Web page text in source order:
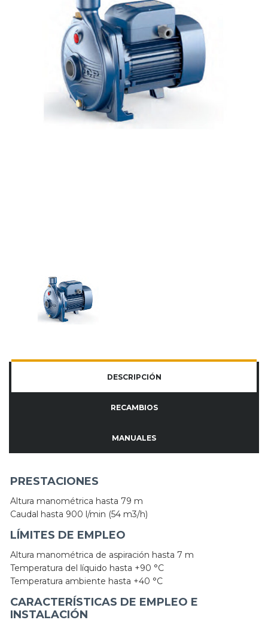
DESCRIPCIÓN
RECAMBIOS
MANUALES
PRESTACIONES
Altura manométrica hasta 79 m
Caudal hasta 900 l/min (54 m3/h)
LÍMITES DE EMPLEO
Altura manométrica de aspiración hasta 7 m
Temperatura del líquido hasta +90 °C
Temperatura ambiente hasta +40 °C
CARACTERÍSTICAS DE EMPLEO E
INSTALACIÓN